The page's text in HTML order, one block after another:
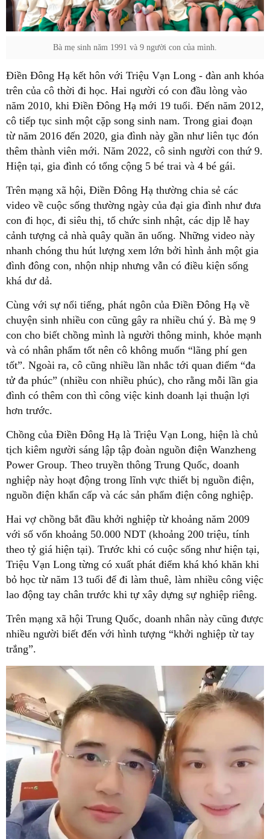
Bà mẹ sinh năm 1991 và 9 người con của mình.
Điền Đông Hạ kết hôn với Triệu Vạn Long - đàn anh khóa
trên của cô thời đi học. Hai người có con đầu lòng vào
năm 2010, khi Điền Đông Hạ mới 19 tuổi. Đến năm 2012,
cô tiếp tục sinh một cặp song sinh nam. Trong giai đoạn
từ năm 2016 đến 2020, gia đình này gần như liên tục đón
thêm thành viên mới. Năm 2022, cô sinh người con thứ 9.
Hiện tại, gia đình có tổng cộng 5 bé trai và 4 bé gái.
Trên mạng xã hội, Điền Đông Hạ thường chia sẻ các
video về cuộc sống thường ngày của đại gia đình như đưa
con đi học, đi siêu thị, tổ chức sinh nhật, các dịp lễ hay
cảnh tượng cả nhà quây quần ăn uống. Những video này
nhanh chóng thu hút lượng xem lớn bởi hình ảnh một gia
đình đông con, nhộn nhịp nhưng vẫn có điều kiện sống
khá dư dả.
Cùng với sự nổi tiếng, phát ngôn của Điền Đông Hạ về
chuyện sinh nhiều con cũng gây ra nhiều chú ý. Bà mẹ 9
con cho biết chồng mình là người thông minh, khỏe mạnh
và có nhân phẩm tốt nên cô không muốn “lãng phí gen
tốt”. Ngoài ra, cô cũng nhiều lần nhắc tới quan điểm “đa
tử đa phúc” (nhiều con nhiều phúc), cho rằng mỗi lần gia
đình có thêm con thì công việc kinh doanh lại thuận lợi
hơn trước.
Chồng của Điền Đông Hạ là Triệu Vạn Long, hiện là chủ
tịch kiêm người sáng lập tập đoàn nguồn điện Wanzheng
Power Group. Theo truyền thông Trung Quốc, doanh
nghiệp này hoạt động trong lĩnh vực thiết bị nguồn điện,
nguồn điện khẩn cấp và các sản phẩm điện công nghiệp.
Hai vợ chồng bắt đầu khởi nghiệp từ khoảng năm 2009
với số vốn khoảng 50.000 NDT (khoảng 200 triệu, tính
theo tỷ giá hiện tại). Trước khi có cuộc sống như hiện tại,
Triệu Vạn Long từng có xuất phát điểm khá khó khăn khi
bỏ học từ năm 13 tuổi để đi làm thuê, làm nhiều công việc
lao động tay chân trước khi tự xây dựng sự nghiệp riêng.
Trên mạng xã hội Trung Quốc, doanh nhân này cũng được
nhiều người biết đến với hình tượng “khởi nghiệp từ tay
trắng”.